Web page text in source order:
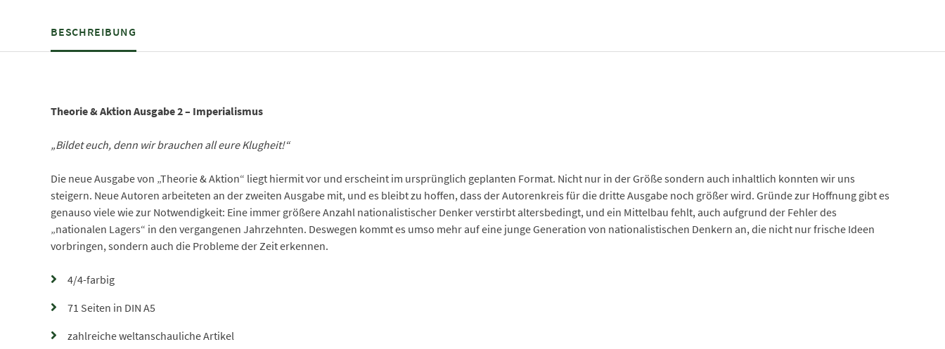
BESCHREIBUNG
Theorie & Aktion Ausgabe 2 – Imperialismus
„Bildet euch, denn wir brauchen all eure Klugheit!“
Die neue Ausgabe von „Theorie & Aktion“ liegt hiermit vor und erscheint im ursprünglich geplanten Format. Nicht nur in der Größe sondern auch inhaltlich konnten wir uns
steigern. Neue Autoren arbeiteten an der zweiten Ausgabe mit, und es bleibt zu hoffen, dass der Autorenkreis für die dritte Ausgabe noch größer wird. Gründe zur Hoffnung gibt es
genauso viele wie zur Notwendigkeit: Eine immer größere Anzahl nationalistischer Denker verstirbt altersbedingt, und ein Mittelbau fehlt, auch aufgrund der Fehler des
„nationalen Lagers“ in den vergangenen Jahrzehnten. Deswegen kommt es umso mehr auf eine junge Generation von nationalistischen Denkern an, die nicht nur frische Ideen
vorbringen, sondern auch die Probleme der Zeit erkennen.
4/4-farbig
71 Seiten in DIN A5
zahlreiche weltanschauliche Artikel